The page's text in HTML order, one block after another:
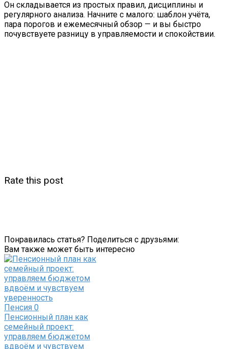
Он складывается из простых правил, дисциплины и
регулярного анализа. Начните с малого: шаблон учёта,
пара порогов и ежемесячный обзор — и вы быстро
почувствуете разницу в управляемости и спокойствии.
Rate this post
Понравилась статья? Поделиться с друзьями:
Вам также может быть интересно
Пенсия 0
Пенсионный план как
семейный проект:
управляем бюджетом
вдвоём и чувствуем